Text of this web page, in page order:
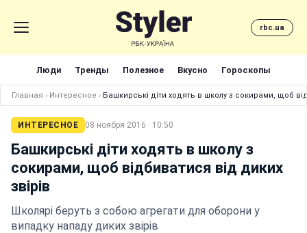
rbc.ua
Люди Тренды Полезное Вкусно Гороскопы
Главная › Интересное › Башкирські діти ходять в школу з сокирами, щоб
ИНТЕРЕСНОЕ 08 ноября 2016 · 10:50
Башкирські діти ходять в школу з
сокирами, щоб відбиватися від диких
звірів
Школярі беруть з собою агрегати для оборони у
випадку нападу диких звірів